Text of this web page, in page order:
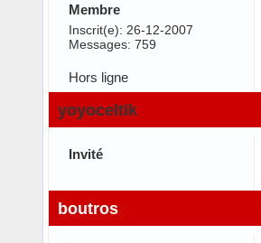
Membre
Inscrit(e): 26-12-2007
Messages: 759
Hors ligne
yoyoceltik
Invité
boutros